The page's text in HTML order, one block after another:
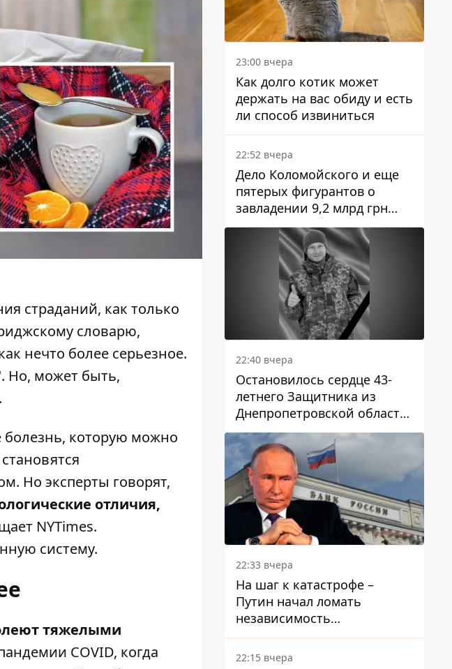
страданий, как только
словарю,
нечто более серьезное.
Но, может быть,
которую можно
Но эксперты говорят,
отличия,
NYTimes.
систему.
тяжелыми
COVID, когда
23:00 вчера
Как долго котик может
держать на вас обиду и есть
ли способ извиниться
22:52 вчера
Дело Коломойского и еще
пятерых фигурантов о
завладении 9,2 млрд грн
ПриватБанка направили в
22:40 вчера
Остановилось сердце 43-
летнего Защитника из
Днепропетровской области
Евгения Зинченко
22:33 вчера
На шаг к катастрофе –
Путин начал ломать
независимость
собственного Центробанка,
заставив снизить базовую
22:15 вчера